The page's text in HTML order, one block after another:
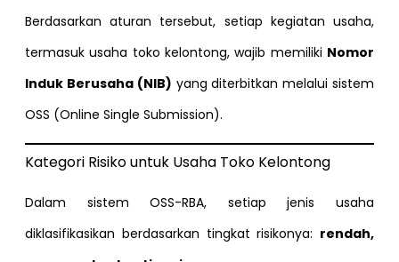
Berdasarkan aturan tersebut, setiap kegiatan usaha,
termasuk usaha toko kelontong, wajib memiliki Nomor
Induk Berusaha (NIB) yang diterbitkan melalui sistem
OSS (Online Single Submission).
Kategori Risiko untuk Usaha Toko Kelontong
Dalam sistem OSS-RBA, setiap jenis usaha
diklasifikasikan berdasarkan tingkat risikonya: rendah,